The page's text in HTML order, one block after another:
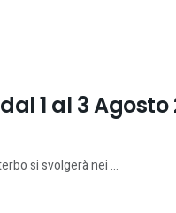
1 al 3 Agosto
si svolgerà nei ...